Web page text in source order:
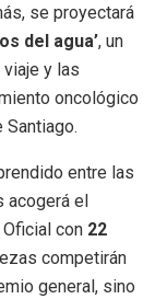
se proyectará
del agua’, un
y las
oncológico
Santiago.
entre las
acogerá el
con 22
competirán
general, sino